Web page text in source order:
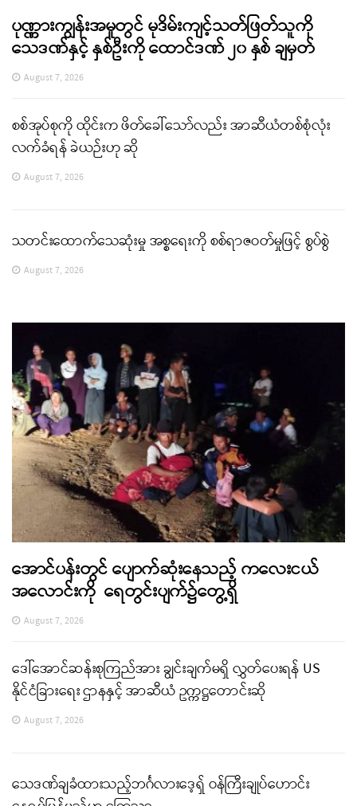
ပုဏ္ဏားကျွန်းအမှုတွင် မုဒိမ်းကျင့်သတ်ဖြတ်သူကို
သေဒဏ်နှင့် နှစ်ဦးကို ထောင်ဒဏ် ၂၀ နှစ် ချမှတ်
August 7, 2026
စစ်အုပ်စုကို ထိုင်းက ဖိတ်ခေါ်သော်လည်း အာဆီယံတစ်စုံလုံး
လက်ခံရန် ခဲယဉ်းဟု ဆို
August 7, 2026
သတင်းထောက်သေဆုံးမှု အစ္စရေးကို စစ်ရာဇဝတ်မှုဖြင့် စွပ်စွဲ
August 7, 2026
အောင်ပန်းတွင် ပျောက်ဆုံးနေသည့် ကလေးငယ်
အလောင်းကို ရေတွင်းပျက်၌တွေ့ရှိ
August 7, 2026
ဒေါ်အောင်ဆန်းစုကြည်အား ချွင်းချက်မရှိ လွှတ်ပေးရန် US
နိုင်ငံခြားရေး ဌာနနှင့် အာဆီယံ ဥက္ကဋ္ဌတောင်းဆို
August 7, 2026
သေဒဏ်ချခံထားသည့်ဘင်္ဂလားဒေ့ရှ် ဝန်ကြီးချုပ်ဟောင်း